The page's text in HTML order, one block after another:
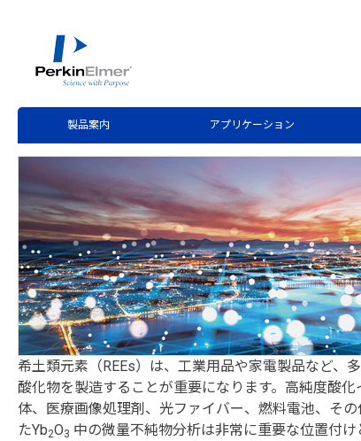
製品案内 アプリケーション
Application Note Request
NexION 5000 ICP-MS を用
希土類元素（REEs）は、工業用品や家電製品など、
酸化物を製造することが重要になります。高純度酸化
体、医療画像処理剤、光ファイバー、燃料電池、そ
たYb2O3 中の微量不純物分析は非常に重要な位置付け